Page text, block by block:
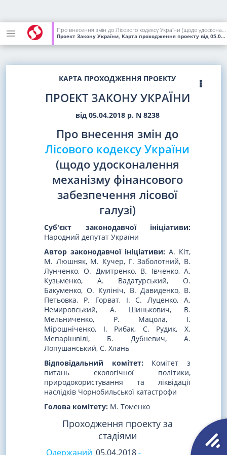
Про внесення змін до Лісового кодексу України (щодо удосконалення механізму фінансового забезпечення лісової галузі)
Проект Закону України, Карта проходження проекту від 05.04.2018
КАРТА ПРОХОДЖЕННЯ ПРОЕКТУ
ПРОЕКТ ЗАКОНУ УКРАЇНИ
від 05.04.2018 р. N 8238
Про внесення змін до
Лісового кодексу України
(щодо удосконалення
механізму фінансового
забезпечення лісової
галузі)
Суб'єкт законодавчої ініціативи:
Народний депутат України
Автор законодавчої ініціативи: А. Кіт,
М. Люшняк, М. Кучер, Г. Заболотний, В.
Лунченко, О. Дмитренко, В. Івченко, А.
Кузьменко, А. Вадатурський, О.
Бакуменко, О. Кулініч, В. Давиденко, В.
Петьовка, Р. Горват, І. С. Луценко, А.
Немировський, А. Шинькович, В.
Мельниченко, Р. Мацола, І.
Мірошніченко, І. Рибак, С. Рудик, Х.
Мепарішвілі, Б. Дубневич, А.
Лопушанський, С. Хлань
Відповідальний комітет:Комітет з
питань екологічної політики,
природокористування та ліквідації
наслідків Чорнобильської катастрофи
Голова комітету: М. Томенко
Проходження проекту за
стадіями
Одержаний 05.04.2018-